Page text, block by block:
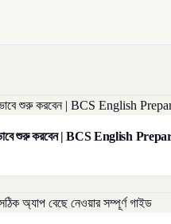
শুরু করবেন | BCS English